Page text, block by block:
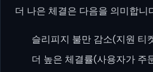
더 나은 체결은 다음을 의미합니
슬리피지 불만 감소(지원 티
더 높은 체결률(사용자가 주